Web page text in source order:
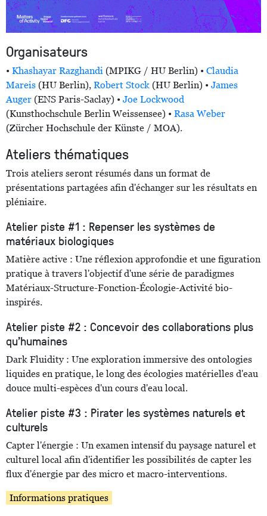
Organisateurs
• Khashayar Razghandi (MPIKG / HU Berlin) • Claudia
Mareis (HU Berlin), Robert Stock (HU Berlin) • James
Auger (ENS Paris-Saclay) • Joe Lockwood
(Kunsthochschule Berlin Weissensee) • Rasa Weber
(Zürcher Hochschule der Künste / MOA).
Ateliers thématiques
Trois ateliers seront résumés dans un format de
présentations partagées afin d'échanger sur les résultats en
pléniaire.
Atelier piste #1 : Repenser les systèmes de
matériaux biologiques
Matière active : Une réflexion approfondie et une figuration
pratique à travers l'objectif d'une série de paradigmes
Matériaux-Structure-Fonction-Écologie-Activité bio-
inspirés.
Atelier piste #2 : Concevoir des collaborations plus
qu'humaines
Dark Fluidity : Une exploration immersive des ontologies
liquides en pratique, le long des écologies matérielles d'eau
douce multi-espèces d'un cours d'eau local.
Atelier piste #3 : Pirater les systèmes naturels et
culturels
Capter l'énergie : Un examen intensif du paysage naturel et
culturel local afin d'identifier les possibilités de capter les
flux d'énergie par des micro et macro-interventions.
Informations pratiques